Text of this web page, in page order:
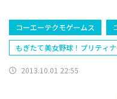
コーエーテクモゲームス
もぎたて美女野球！プリティ
2013.10.01 22:55